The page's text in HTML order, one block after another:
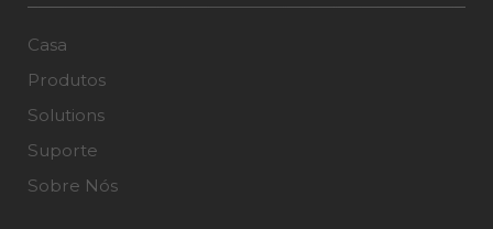
Casa
Produtos
Solutions
Suporte
Sobre Nós